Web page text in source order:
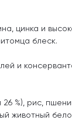
цинка и
блеск.
и
%), рис,
животный